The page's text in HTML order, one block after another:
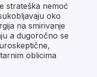
strateška nemoć
oko
na smirivanje
a dugoročno se
oblicima